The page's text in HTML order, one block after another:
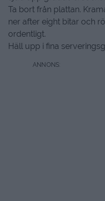
Lägg geltainbladen i
sjud upp grädde &
Ta bort från plattan.
ner after eight bitar och
Häll upp i fina